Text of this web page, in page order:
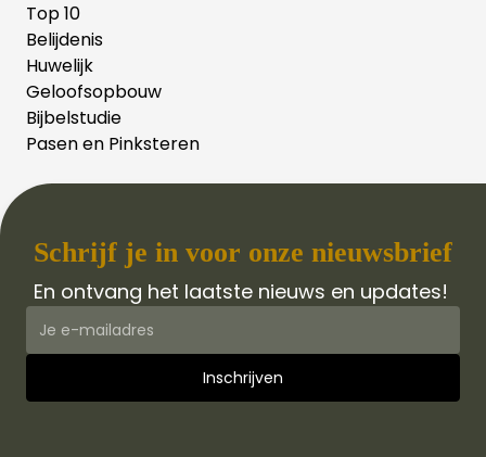
Top 10
Belijdenis
Huwelijk
Geloofsopbouw
Bijbelstudie
Pasen en Pinksteren
Schrijf je in voor onze nieuwsbrief
En ontvang het laatste nieuws en updates!